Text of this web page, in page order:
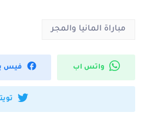
مباراة المانيا والمجر
واتس اب فيس